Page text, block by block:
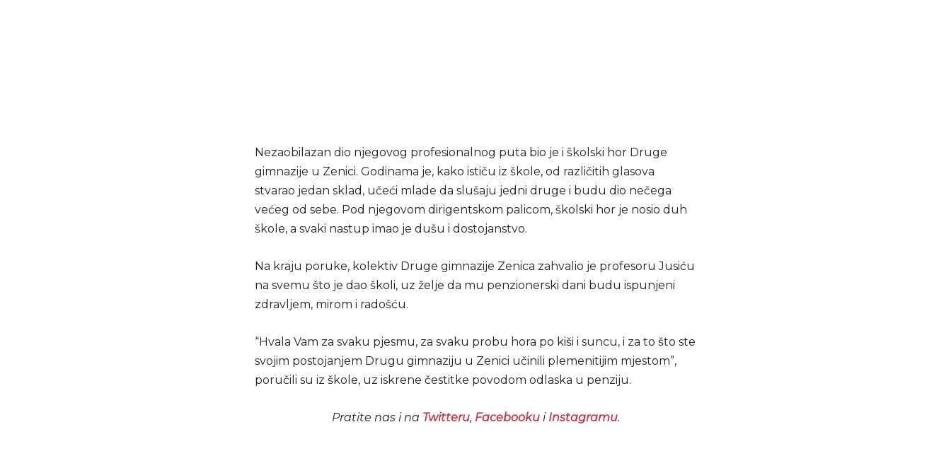
Nezaobilazan dio njegovog profesionalnog puta bio je i školski hor Druge
gimnazije u Zenici. Godinama je, kako ističu iz škole, od različitih glasova
stvarao jedan sklad, učeći mlade da slušaju jedni druge i budu dio nečega
većeg od sebe. Pod njegovom dirigentskom palicom, školski hor je nosio duh
škole, a svaki nastup imao je dušu i dostojanstvo.
Na kraju poruke, kolektiv Druge gimnazije Zenica zahvalio je profesoru Jusiću
na svemu što je dao školi, uz želje da mu penzionerski dani budu ispunjeni
zdravljem, mirom i radošću.
“Hvala Vam za svaku pjesmu, za svaku probu hora po kiši i suncu, i za to što ste
svojim postojanjem Drugu gimnaziju u Zenici učinili plemenitijim mjestom”,
poručili su iz škole, uz iskrene čestitke povodom odlaska u penziju.
Pratite nas i na Twitteru, Facebookui Instagramu.